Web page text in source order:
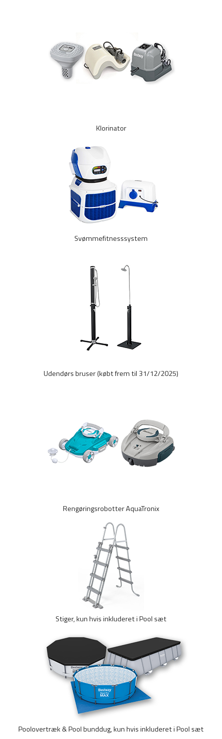
Klorinator
Svømmefitnesssystem
Udendørs bruser (købt frem til 31/12/2025)
Rengøringsrobotter AquaTronix
Stiger, kun hvis inkluderet i Pool sæt
Poolovertræk & Pool bunddug, kun hvis inkluderet i Pool sæt